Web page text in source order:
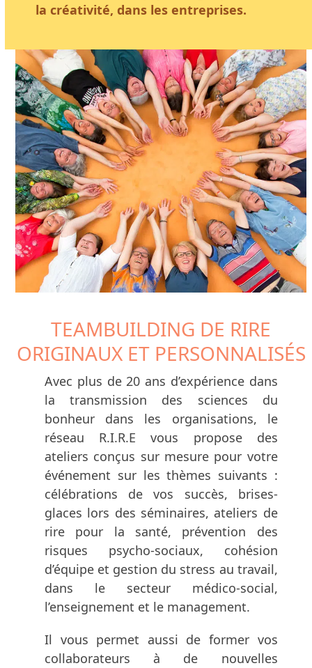
la créativité, dans les entreprises.
TEAMBUILDING DE RIRE
ORIGINAUX ET PERSONNALISÉS
Avec plus de 20 ans d’expérience dans
la transmission des sciences du
bonheur dans les organisations, le
réseau R.I.R.E vous propose des
ateliers conçus sur mesure pour votre
événement sur les thèmes suivants :
célébrations de vos succès, brises-
glaces lors des séminaires, ateliers de
rire pour la santé, prévention des
risques psycho-sociaux, cohésion
d’équipe et gestion du stress au travail,
dans le secteur médico-social,
l’enseignement et le management.
Il vous permet aussi de former vos
collaborateurs à de nouvelles